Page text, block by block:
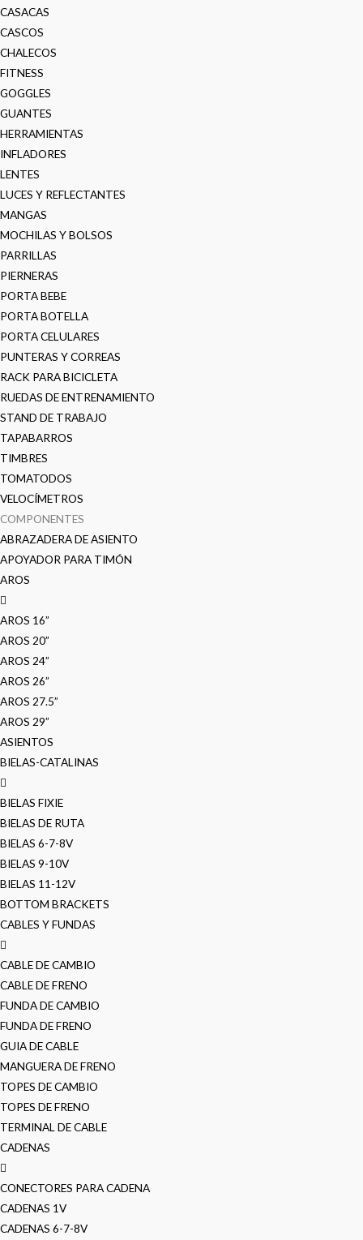
CASACAS
CASCOS
CHALECOS
FITNESS
GOGGLES
GUANTES
HERRAMIENTAS
INFLADORES
LENTES
LUCES Y REFLECTANTES
MANGAS
MOCHILAS Y BOLSOS
PARRILLAS
PIERNERAS
PORTA BEBE
PORTA BOTELLA
PORTA CELULARES
PUNTERAS Y CORREAS
RACK PARA BICICLETA
RUEDAS DE ENTRENAMIENTO
STAND DE TRABAJO
TAPABARROS
TIMBRES
TOMATODOS
VELOCÍMETROS
COMPONENTES
ABRAZADERA DE ASIENTO
APOYADOR PARA TIMÓN
AROS
AROS 16”
AROS 20”
AROS 24”
AROS 26”
AROS 27.5”
AROS 29”
ASIENTOS
BIELAS-CATALINAS
BIELAS FIXIE
BIELAS DE RUTA
BIELAS 6-7-8V
BIELAS 9-10V
BIELAS 11-12V
BOTTOM BRACKETS
CABLES Y FUNDAS
CABLE DE CAMBIO
CABLE DE FRENO
FUNDA DE CAMBIO
FUNDA DE FRENO
GUIA DE CABLE
MANGUERA DE FRENO
TOPES DE CAMBIO
TOPES DE FRENO
TERMINAL DE CABLE
CADENAS
CONECTORES PARA CADENA
CADENAS 1V
CADENAS 6-7-8V